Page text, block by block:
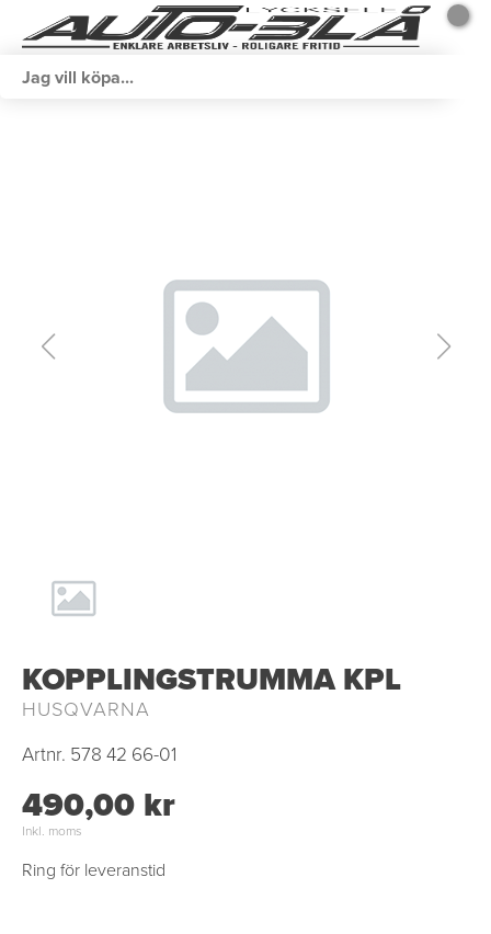
KOPPLINGSTRUMMA KPL
HUSQVARNA
Artnr. 578 42 66-01
490,00 kr
Inkl. moms
Ring för leveranstid